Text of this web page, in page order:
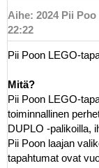
Aihe: 2024 Pii Poo
22:22
Pii Poon LEGO-
Mitä?
Pii Poon LEGO-
toiminnallinen
DUPLO -palikoilla,
Pii Poon laajan
tapahtumat ovat